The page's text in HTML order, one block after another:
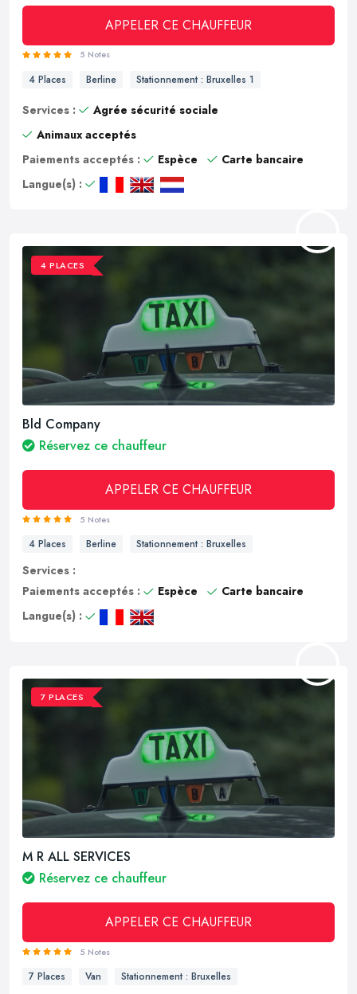
APPELER CE CHAUFFEUR
5 Notes
4 Places Berline Stationnement : Bruxelles 1
Services :
Agrée sécurité sociale
Animaux acceptés
Paiements acceptés :
Espèce
Carte bancaire
Langue(s) :
4 PLACES
Bld Company
Réservez ce chauffeur
APPELER CE CHAUFFEUR
5 Notes
4 Places Berline Stationnement : Bruxelles
Services :
Paiements acceptés :
Espèce
Carte bancaire
Langue(s) :
7 PLACES
M R ALL SERVICES
Réservez ce chauffeur
APPELER CE CHAUFFEUR
5 Notes
7 Places Van Stationnement : Bruxelles